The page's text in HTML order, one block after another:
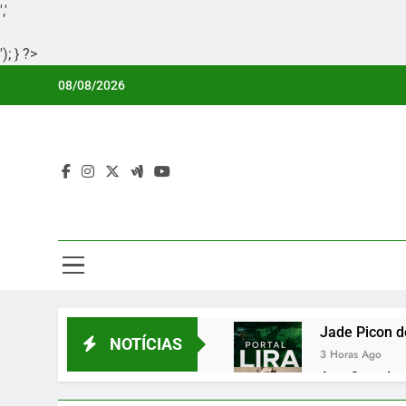
','
'); } ?>
08/08/2026
NOTÍCIAS
Jade Picon
3 Horas Ago
Ana
3 Horas Ago